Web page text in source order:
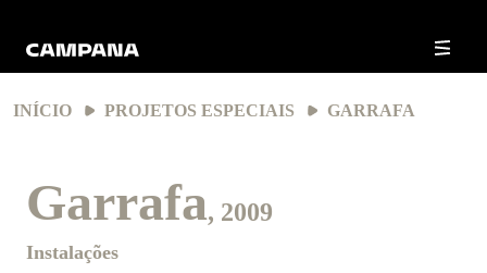
INÍCIO PROJETOS ESPECIAIS GARRAFA
Garrafa, 2009
Instalações